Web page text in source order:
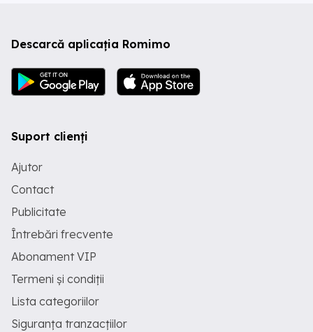
Descarcă aplicația Romimo
Suport clienți
Ajutor
Contact
Publicitate
Întrebări frecvente
Abonament VIP
Termeni și condiții
Lista categoriilor
Siguranța tranzacțiilor